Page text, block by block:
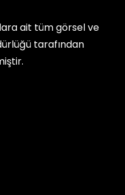
ait tüm görsel ve
tarafından